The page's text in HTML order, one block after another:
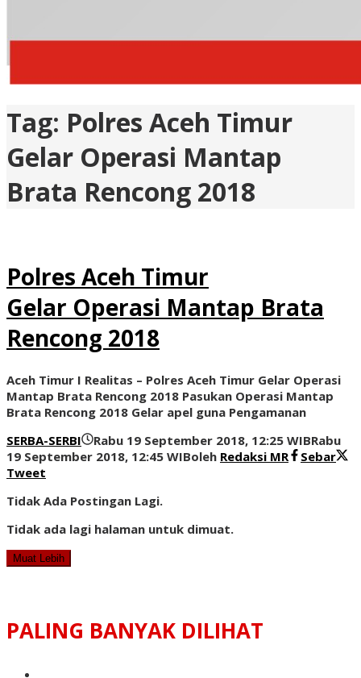
Tag: Polres Aceh Timur
Gelar Operasi Mantap
Brata Rencong 2018
Polres Aceh Timur
Gelar Operasi Mantap Brata
Rencong 2018
Aceh Timur I Realitas – Polres Aceh Timur Gelar Operasi
Mantap Brata Rencong 2018 Pasukan Operasi Mantap
Brata Rencong 2018 Gelar apel guna Pengamanan
SERBA-SERBI
Rabu 19 September 2018, 12:25 WIBRabu
19 September 2018, 12:45 WIBoleh Redaksi MR
Sebar
Tweet
Tidak Ada Postingan Lagi.
Tidak ada lagi halaman untuk dimuat.
Muat Lebih
PALING BANYAK DILIHAT